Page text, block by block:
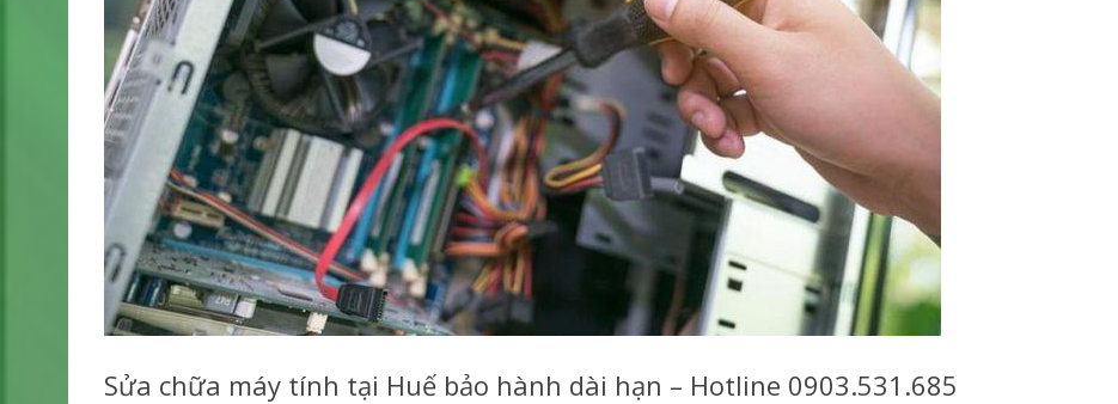
Sửa chữa máy tính tại Huế bảo hành dài hạn – Hotline 0903.531.685